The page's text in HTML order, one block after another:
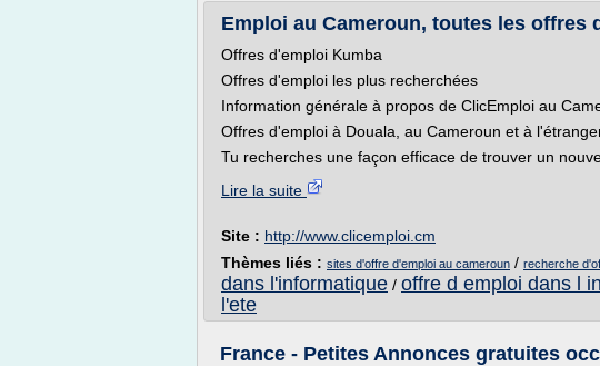
Emploi au Cameroun, toutes les offres
Offres d'emploi Kumba
Offres d'emploi les plus recherchées
Information générale à propos de ClicEmploi au
Offres d'emploi à Douala, au Cameroun et à
Tu recherches une façon efficace de trouver un
Lire la suite
Site : http://www.clicemploi.cm
Thèmes liés : sites d'offre d'emploi au cameroun / recherche
dans l'informatique / offre d emploi dans l
l'ete
France - Petites Annonces gratuites